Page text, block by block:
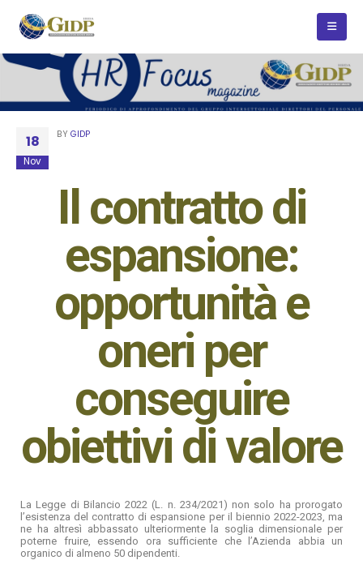
18
Nov
BY GIDP
Il contratto di
espansione:
opportunità e
oneri per
conseguire
obiettivi di valore
La Legge di Bilancio 2022 (L. n. 234/2021) non solo ha prorogato
l’esistenza del contratto di espansione per il biennio 2022-2023, ma
ne ha altresì abbassato ulteriormente la soglia dimensionale per
poterne fruire, essendo ora sufficiente che l’Azienda abbia un
organico di almeno 50 dipendenti.